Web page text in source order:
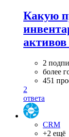
Какую
активов
2
более
451
2
ответа
CRM
+2 ещё